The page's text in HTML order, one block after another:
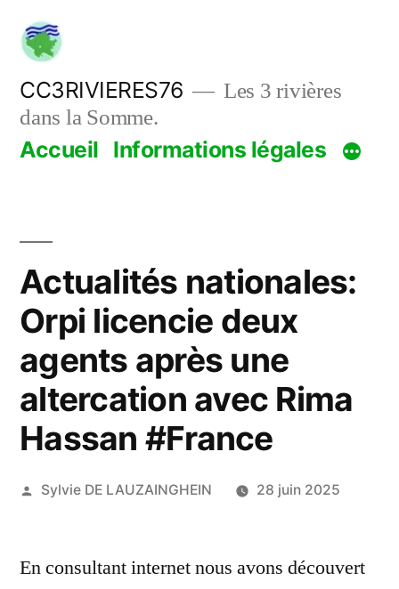
Aller
contenu
CC3RIVIERES76
Les 3 rivières
dans la Somme.
Accueil Informations légales
Actualités nationales:
Orpi licencie deux
agents après une
altercation avec Rima
Hassan #France
Publié
Sylvie DE LAUZAINGHEIN 28 juin 2025
En consultant internet nous avons découvert